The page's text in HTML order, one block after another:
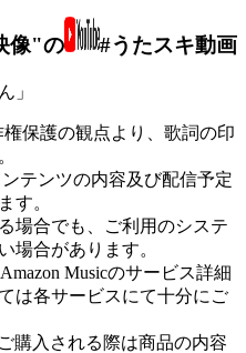
像"の #うたスキ動画
」
保護の観点より、歌詞の印
テンツの内容及び配信予定
す。
場合でも、ご利用のシステ
場合があります。
Musicのサービス詳細
は各サービスにて十分にご
購入される際は商品の内容